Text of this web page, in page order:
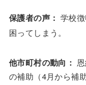
保護者の声： 学校
困ってしまう 。
他市町村の動向：
の補助（4月から補